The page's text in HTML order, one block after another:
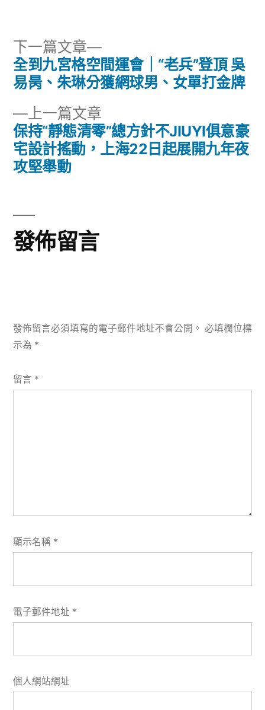
文
導
覽
上一篇文章
一
篇
保持“靜態清零”總方針不JIUYI俱意豪
宅設計搖動，上海22日起展開九年夜
攻堅舉動
下一篇文章
下
一
篇
全到九宮格空間運會｜“老兵”登頂 吳
易昺、朱琳分獲網球男、女單打金牌
發佈留言
發佈留言必須填寫的電子郵件地址不會公開。 必填欄位標
示為 *
留言 *
顯示名稱 *
電子郵件地址 *
個人網站網址